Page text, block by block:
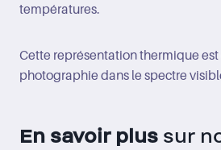
températures.
Cette représentation thermique
photographie dans le spectre
En savoir plus sur